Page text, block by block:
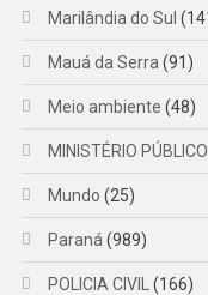
Marilândia do Sul
Mauá da Serra (91)
Meio ambiente (48)
MINISTÉRIO PÚBLICO
Mundo (25)
Paraná (989)
POLICIA CIVIL (166)